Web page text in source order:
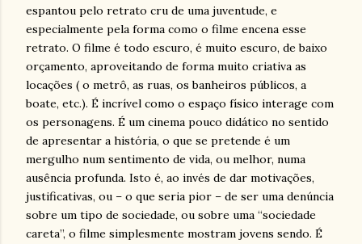
espantou pelo retrato cru de uma juventude, e
especialmente pela forma como o filme encena esse
retrato. O filme é todo escuro, é muito escuro, de baixo
orçamento, aproveitando de forma muito criativa as
locações ( o metrô, as ruas, os banheiros públicos, a
boate, etc.). É incrível como o espaço físico interage com
os personagens. É um cinema pouco didático no sentido
de apresentar a história, o que se pretende é um
mergulho num sentimento de vida, ou melhor, numa
ausência profunda. Isto é, ao invés de dar motivações,
justificativas, ou – o que seria pior – de ser uma denúncia
sobre um tipo de sociedade, ou sobre uma “sociedade
careta”, o filme simplesmente mostram jovens sendo. É